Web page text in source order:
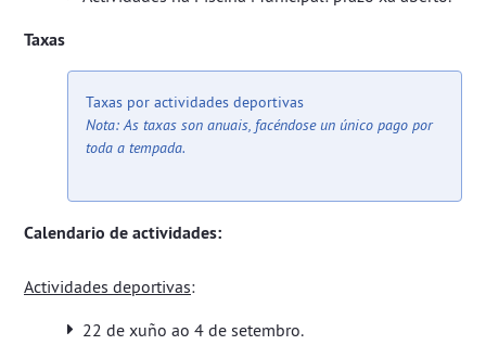
Taxas
​​​​​​​Taxas por actividades deportivas
Nota: As taxas son anuais, facéndose un único pago por
toda a tempada.
Calendario de actividades:
Actividades deportivas:
22 de xuño ao 4 de setembro.